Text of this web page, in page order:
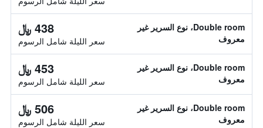
Double room، نوع السرير غير
معروف
438 ﷼
سعر الليلة شامل الرسوم
Double room، نوع السرير غير
معروف
453 ﷼
سعر الليلة شامل الرسوم
Double room، نوع السرير غير
معروف
506 ﷼
سعر الليلة شامل الرسوم